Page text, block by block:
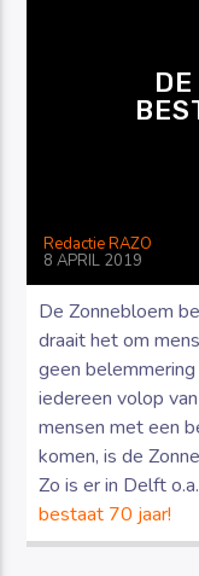
Redactie RAZO
8 APRIL 2019
De Zonnebloem
draait het om
geen
iedereen volop
mensen met een
komen, is de
Zo is er in Delft
bestaat 70 jaar!